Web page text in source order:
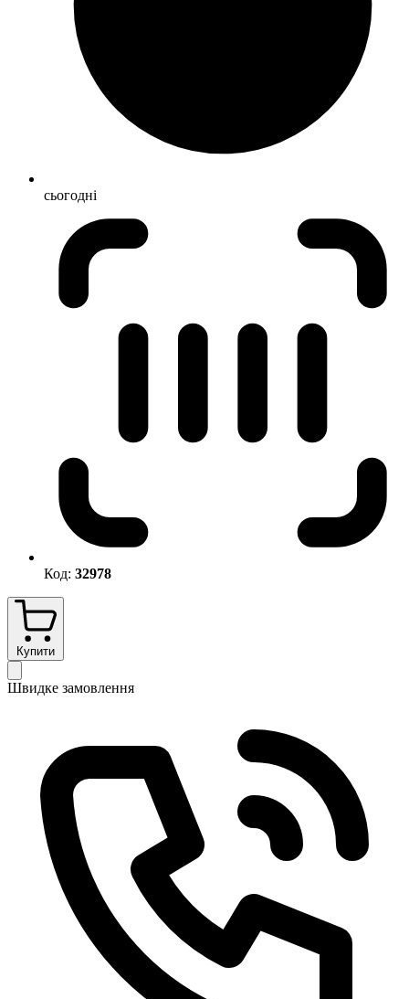
сьогодні
Код: 32978
Купити
Швидке замовлення